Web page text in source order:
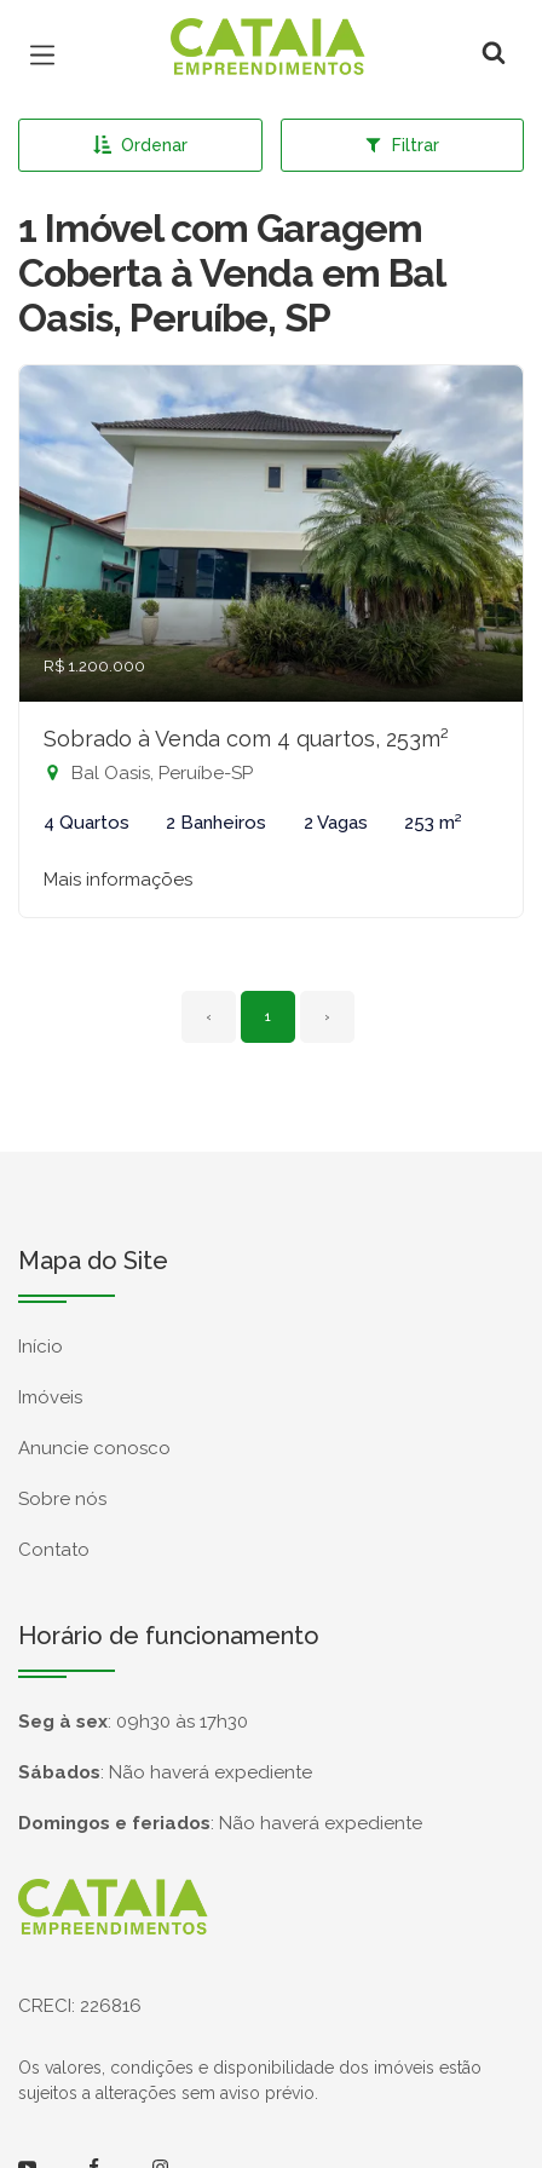
Página inicial
Ordenar Filtrar
1 Imóvel com Garagem
Coberta à Venda em Bal
Oasis, Peruíbe, SP
R$ 1.200.000
Sobrado à Venda com 4 quartos, 253m²
Bal Oasis, Peruíbe-SP
4 Quartos 2 Banheiros 2 Vagas 253 m²
Mais informações
‹ 1 ›
Mapa do Site
Início
Imóveis
Anuncie conosco
Sobre nós
Contato
Horário de funcionamento
Seg à sex: 09h30 às 17h30
Sábados: Não haverá expediente
Domingos e feriados: Não haverá expediente
Página inicial
CRECI: 226816
Os valores, condições e disponibilidade dos imóveis estão
sujeitos a alterações sem aviso prévio.